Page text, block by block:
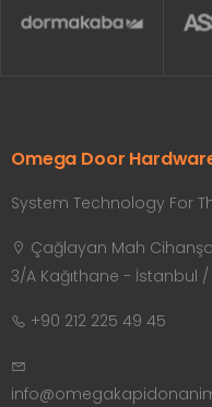
Omega Door
System Technology For
Çağlayan Mah
3/A Kağıthane - İstanbul /
+90 212 225 49 45